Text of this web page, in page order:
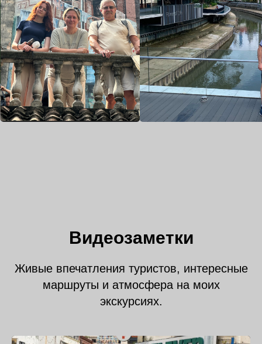
Видеозаметки
Живые впечатления туристов, интересные
маршруты и атмосфера на моих
экскурсиях.